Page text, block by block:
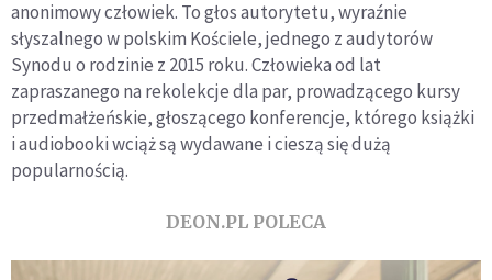
anonimowy człowiek. To głos autorytetu, wyraźnie
słyszalnego w polskim Kościele, jednego z audytorów
Synodu o rodzinie z 2015 roku. Człowieka od lat
zapraszanego na rekolekcje dla par, prowadzącego kursy
przedmałżeńskie, głoszącego konferencje, którego książki
i audiobooki wciąż są wydawane i cieszą się dużą
popularnością.
DEON.PL POLECA